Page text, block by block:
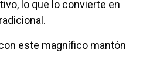
lo que lo convierte en
este magnífico mantón